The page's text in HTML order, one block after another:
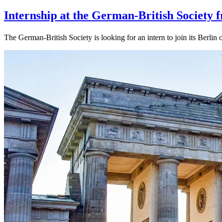
Internship at the German-British Society
The German-British Society is looking for an intern to join its